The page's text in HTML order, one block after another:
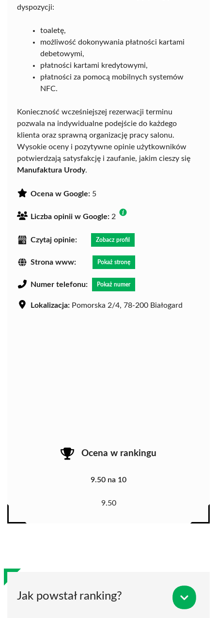
dyspozycji:
toaletę,
możliwość dokonywania płatności kartami
debetowymi,
płatności kartami kredytowymi,
płatności za pomocą mobilnych systemów
NFC.
Konieczność wcześniejszej rezerwacji terminu
pozwala na indywidualne podejście do każdego
klienta oraz sprawną organizację pracy salonu.
Wysokie oceny i pozytywne opinie użytkowników
potwierdzają satysfakcję i zaufanie, jakim cieszy się
Manufaktura Urody.
Ocena w Google: 5
Liczba opinii w Google: 2
Czytaj opinie: Zobacz profil
Strona www: Pokaż stronę
Numer telefonu: Pokaż numer
Lokalizacja: Pomorska 2/4, 78-200 Białogard
Ocena w rankingu
9.50 na 10
9.50
Jak powstał ranking?